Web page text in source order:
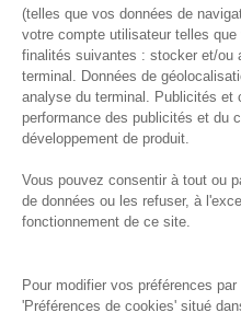
49
59650
Pharmacie en ligne autorisée à
Tous
Conditions